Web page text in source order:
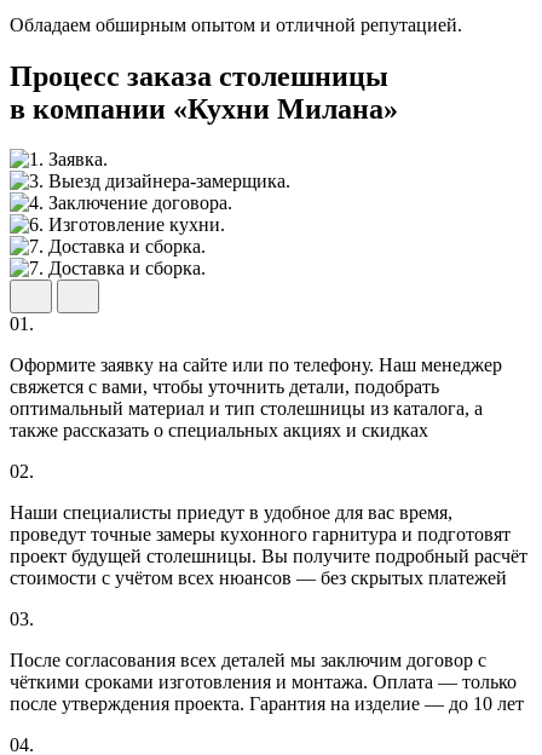
Обладаем обширным опытом и отличной репутацией.
Процесс заказа столешницы
в компании «Кухни Милана»
01.
Оформите заявку на сайте или по телефону. Наш менеджер
свяжется с вами, чтобы уточнить детали, подобрать
оптимальный материал и тип столешницы из каталога, а
также рассказать о специальных акциях и скидках
02.
Наши специалисты приедут в удобное для вас время,
проведут точные замеры кухонного гарнитура и подготовят
проект будущей столешницы. Вы получите подробный расчёт
стоимости с учётом всех нюансов — без скрытых платежей
03.
После согласования всех деталей мы заключим договор с
чёткими сроками изготовления и монтажа. Оплата — только
после утверждения проекта. Гарантия на изделие — до 10 лет
04.